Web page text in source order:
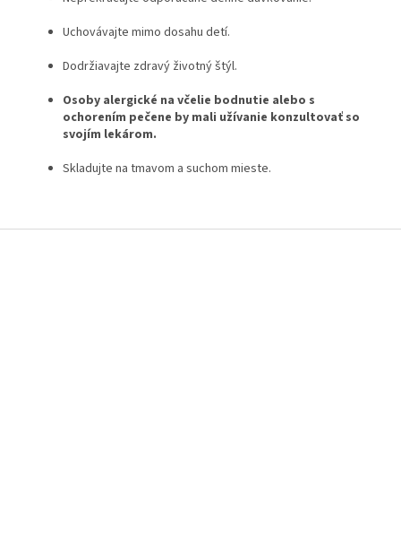
Uchovávajte mimo dosahu detí.
Dodržiavajte zdravý životný štýl.
Osoby alergické na včelie bodnutie alebo s
ochorením pečene by mali užívanie konzultovať so
svojím lekárom.
Skladujte na tmavom a suchom mieste.